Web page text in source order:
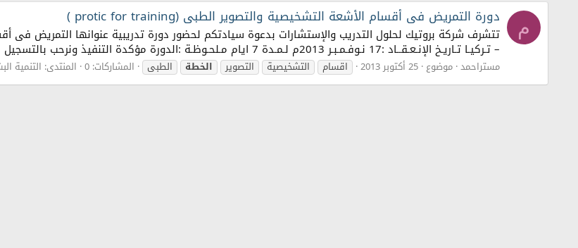
م دورة التمريض فى أقسام الأشعة التشخيصية والتصوير الطبى (protic for training )
تتشرف شركة بروتيك لحلول التدريب والإستشارات بدعوة سيادتكم لحضور دورة تدريبية عنوانها التمريض فى
– تـركيـا تـاريـخ الإنـعـقــاد :17 نـوفـمـبـر 2013م لـمـدة 7 ايام مـلحـوظـة :الدورة مؤكدة التنفيذ ونرحب بالتسجيل بها كـمـا...
مستراحمد موضوع 25 أكتوبر 2013 اقسام التشخيصية التصوير الخطة الطبى المشاركات: 0 المنتدى: التنمية